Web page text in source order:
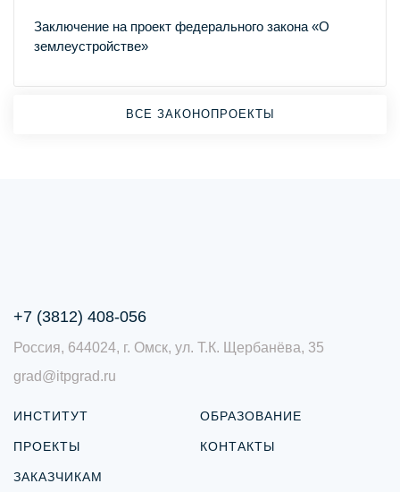
Заключение на проект федерального закона «О
землеустройстве»
ВСЕ ЗАКОНОПРОЕКТЫ
+7 (3812) 408-056
Россия, 644024, г. Омск, ул. Т.К. Щербанёва, 35
grad@itpgrad.ru
ИНСТИТУТ
ПРОЕКТЫ
ЗАКАЗЧИКАМ
ОБРАЗОВАНИЕ
КОНТАКТЫ